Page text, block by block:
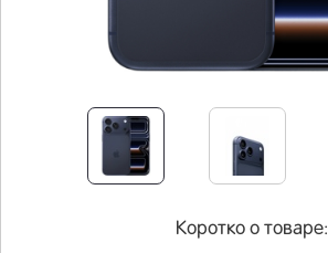
Коротко о товаре: